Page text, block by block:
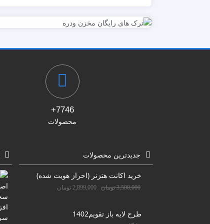
7746+
محصولات
جدیدترین محصولات
خرید اکانت هتزنر (احراز هویت شده)
3,500,000 تومان 2,899,000 تومان
طرح لایه باز تقویم1402